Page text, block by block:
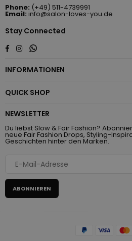
Phone: (+49) 511-4739991
Email: info@salon-loves-you.de
Stay Connected
Facebook
InstagramWhatsapp
INFORMATIONEN
QUICK SHOP
NEWSLETTER
Du liebst Slow & Fair Fashion?
neue Fair Fashion Drops, Styling-
Geschichten hinter den Marken.
ABONNIEREN